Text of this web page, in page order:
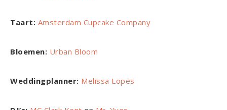
Taart: Amsterdam Cupcake Company
Bloemen: Urban Bloom
Weddingplanner: Melissa Lopes